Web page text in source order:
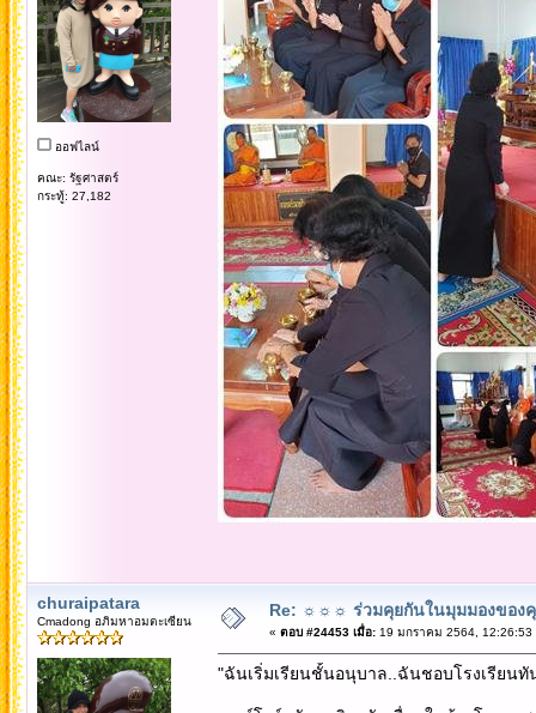
ออฟไลน์
คณะ: รัฐศาสตร์
กระทู้: 27,182
churaipatara
Cmadong อภิมหาอมตะเซียน
Re: ☼☼☼ ร่วมคุยกันในมุมมองของ
« ตอบ #24453 เมื่อ:19 มกราคม 2564, 12:26:53
"ฉันเริ่มเรียนชั้นอนุบาล..ฉันชอบโรงเรียน